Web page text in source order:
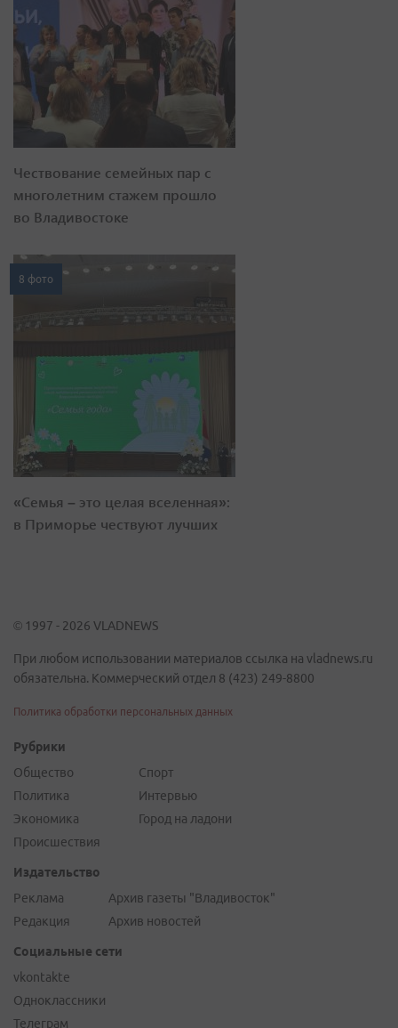
Чествование семейных пар с
многолетним стажем прошло
во Владивостоке
8 фото
«Семья – это целая вселенная»:
в Приморье чествуют лучших
© 1997 - 2026 VLADNEWS
При любом использовании материалов ссылка на vladnews.ru
обязательна. Коммерческий отдел 8 (423) 249-8800
Политика обработки персональных данных
Рубрики
Общество
Политика
Экономика
Происшествия
Спорт
Интервью
Город на ладони
Издательство
Реклама
Редакция
Архив газеты "Владивосток"
Архив новостей
Социальные сети
vkontakte
Одноклассники
Телеграм